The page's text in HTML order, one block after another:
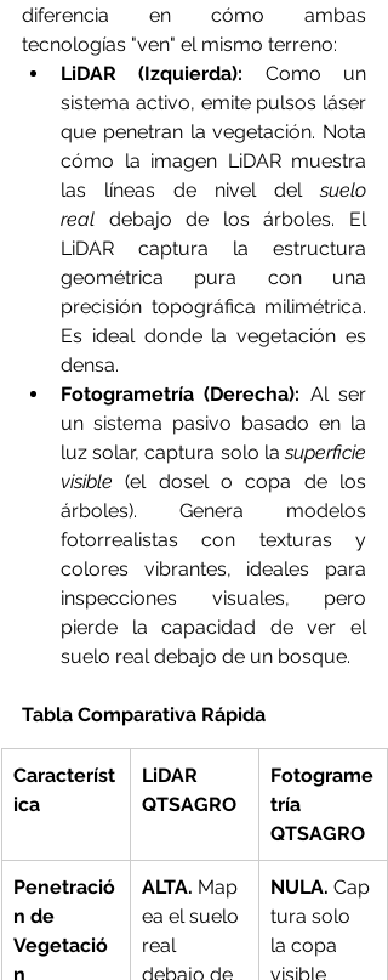
diferencia en cómo ambas
tecnologías "ven" el mismo terreno:
LiDAR (Izquierda): Como un
sistema activo, emite pulsos láser
que penetran la vegetación. Nota
cómo la imagen LiDAR muestra
las líneas de nivel del suelo
real debajo de los árboles. El
LiDAR captura la estructura
geométrica pura con una
precisión topográfica milimétrica.
Es ideal donde la vegetación es
densa.
Fotogrametría (Derecha): Al ser
un sistema pasivo basado en la
luz solar, captura solo la superficie
visible (el dosel o copa de los
árboles). Genera modelos
fotorrealistas con texturas y
colores vibrantes, ideales para
inspecciones visuales, pero
pierde la capacidad de ver el
suelo real debajo de un bosque.
Tabla Comparativa Rápida
Característ
ica
LiDAR
QTSAGRO
Fotograme
tría
QTSAGRO
Penetració
n de
Vegetació
n
ALTA. Map
ea el suelo
real
debajo de
NULA. Cap
tura solo
la copa
visible